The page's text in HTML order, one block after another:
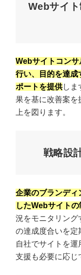
Webサイ
Webサイトコン
行い、目的を達成
ポートを提供しま
果を基に改善案を
上を図ります。
戦略設
企業のブランディ
したWebサイト
況をモニタリング
の達成度合いを定
自社でサイトを
支援も必要に応じ